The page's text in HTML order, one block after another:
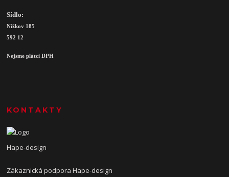
Sídlo:
Nížkov 185
592 12
Nejsme plátci DPH
KONTAKTY
Hape-design
Zákaznická podpora Hape-design